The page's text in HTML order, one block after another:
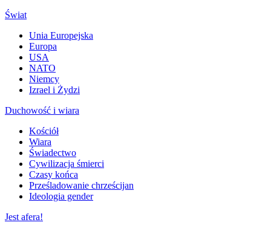
Świat
Unia Europejska
Europa
USA
NATO
Niemcy
Izrael i Żydzi
Duchowość i wiara
Kościół
Wiara
Świadectwo
Cywilizacja śmierci
Czasy końca
Prześladowanie chrześcijan
Ideologia gender
Jest afera!